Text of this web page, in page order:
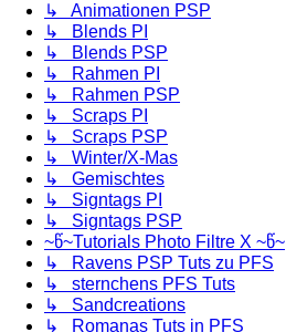
↳ Animationen PSP
↳ Blends PI
↳ Blends PSP
↳ Rahmen PI
↳ Rahmen PSP
↳ Scraps PI
↳ Scraps PSP
↳ Winter/X-Mas
↳ Gemischtes
↳ Signtags PI
↳ Signtags PSP
~წ~Tutorials Photo Filtre X ~წ~
↳ Ravens PSP Tuts zu PFS
↳ sternchens PFS Tuts
↳ Sandcreations
↳ Romanas Tuts in PFS